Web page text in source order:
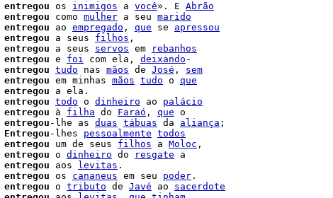
entregou os inimigos a você». E Abrão
entregou como mulher a seu marido
entregou ao empregado , que se apressou
entregou a seus filhos ,
entregou a seus servos em
rebanhos
entregou e foi com ela, deixando -
entregou tudo nas mãos de José , sem
entregou em minhas mãos tudo o que
entregou
entregou todo o dinheiro ao palácio
entregou à filha do Faraó , que o
entregou -lhe as duas tábuas da aliança ;
Entregou -lhes pessoalmente todos
entregou um de seus filhos a Moloc ,
entregou o dinheiro do resgate a
entregou aos levitas .
entregou os cananeus em seu poder .
entregou o tributo de Javé ao sacerdote